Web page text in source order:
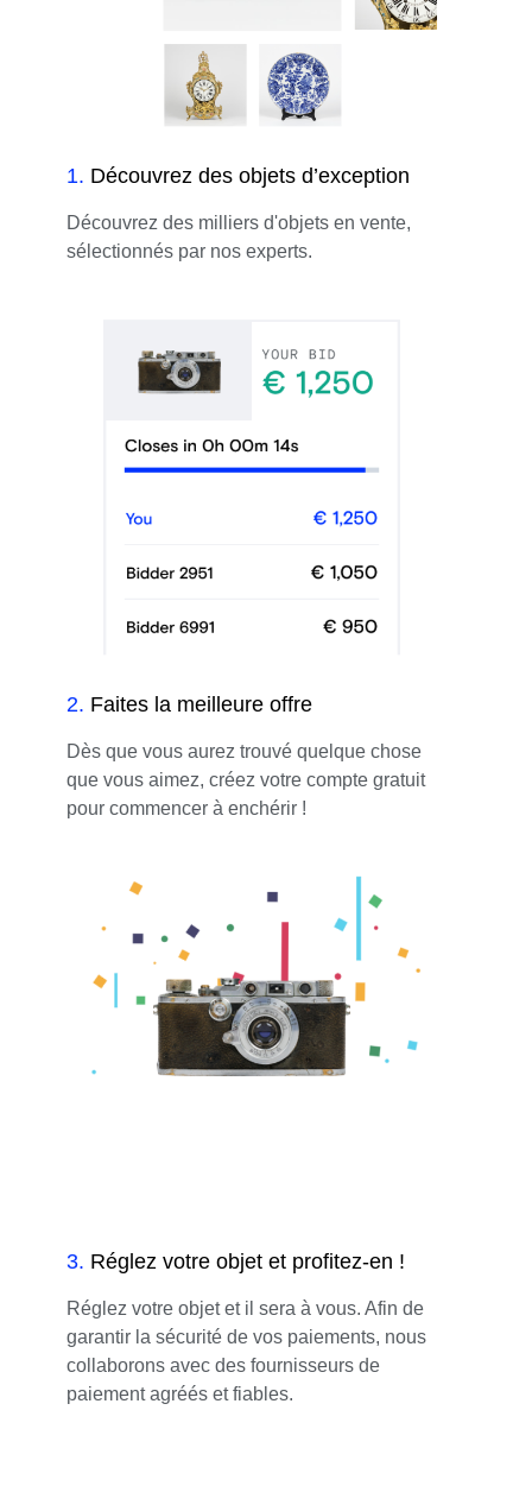
1. Découvrez des objets d’exception
Découvrez des milliers d'objets en vente,
sélectionnés par nos experts.
2. Faites la meilleure offre
Dès que vous aurez trouvé quelque chose
que vous aimez, créez votre compte gratuit
pour commencer à enchérir !
3. Réglez votre objet et profitez-en !
Réglez votre objet et il sera à vous. Afin de
garantir la sécurité de vos paiements, nous
collaborons avec des fournisseurs de
paiement agréés et fiables.